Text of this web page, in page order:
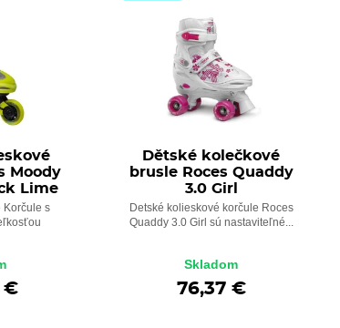
Moody
Lime
Korčule s
€
Dětské kolečkové
brusle Roces Quaddy
3.0 Girl
Detské kolieskové korčule Roces
Quaddy 3.0 Girl sú nastaviteľné...
Skladom
76,37 €